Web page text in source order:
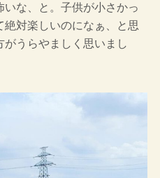
な、と。子供が小さかっ
対楽しいのになぁ、と思
がうらやましく思いまし